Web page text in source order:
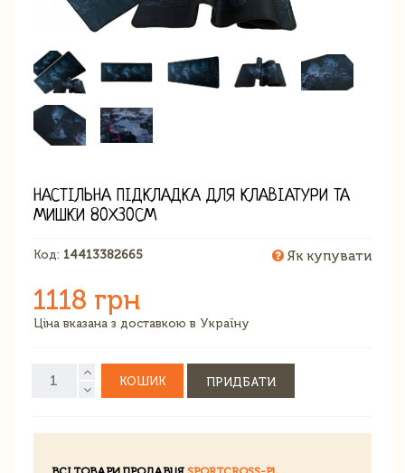
НАСТІЛЬНА ПІДКЛАДКА ДЛЯ КЛАВІАТУРИ ТА
МИШКИ 80Х30СМ
Код: 14413382665 Як купувати
1118 грн
Ціна вказана з доставкою в Україну
КОШИК ПРИДБАТИ